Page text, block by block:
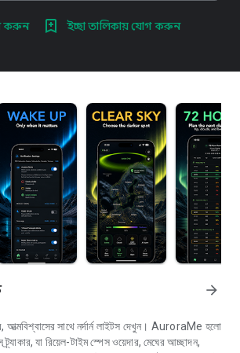
করুন ইচ্ছা তালিকায় যোগ করুন
arrow_forward
আত্মবিশ্বাসের সাথে নর্দার্ন লাইটস দেখুন। AuroraMe হলো
যা রিয়েল-টাইম স্পেস ওয়েদার, মেঘের আচ্ছাদন,